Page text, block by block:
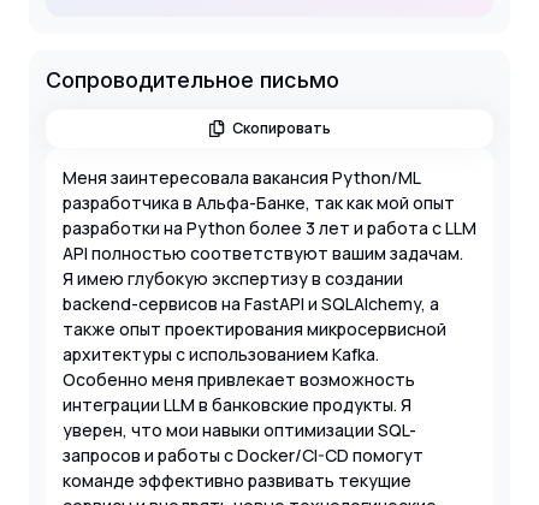
Сопроводительное письмо
Скопировать
Меня заинтересовала вакансия Python/ML
разработчика в Альфа-Банке, так как мой опыт
разработки на Python более 3 лет и работа с LLM
API полностью соответствуют вашим задачам.
Я имею глубокую экспертизу в создании
backend-сервисов на FastAPI и SQLAlchemy, а
также опыт проектирования микросервисной
архитектуры с использованием Kafka.
Особенно меня привлекает возможность
интеграции LLM в банковские продукты. Я
уверен, что мои навыки оптимизации SQL-
запросов и работы с Docker/CI-CD помогут
команде эффективно развивать текущие